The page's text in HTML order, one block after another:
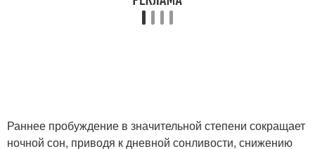
Раннее пробуждение в значительной степени сокращает
ночной сон, приводя к дневной сонливости, снижению